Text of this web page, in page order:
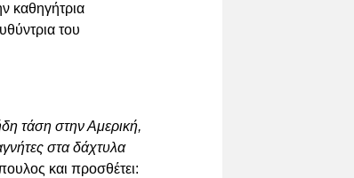
καθηγήτρια
του
τάση στην Αμερική,
στα δάχτυλα
και προσθέτει: